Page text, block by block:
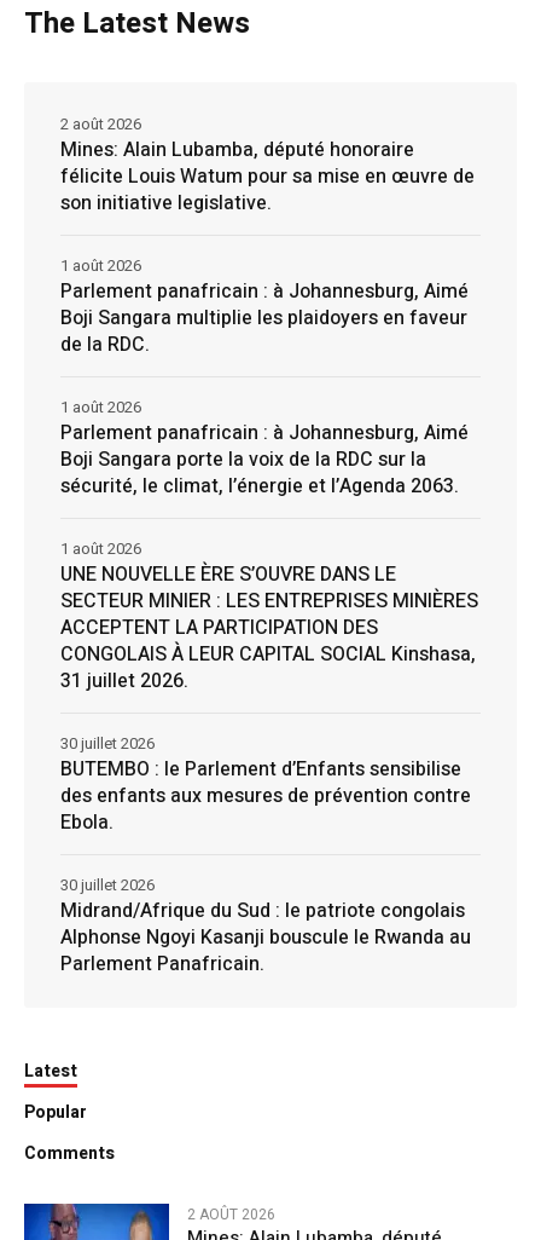
The Latest News
Mines: Alain Lubamba, député honoraire
félicite Louis Watum pour sa mise en œuvre de
son initiative legislative.
2 août 2026
Parlement panafricain : à Johannesburg, Aimé
Boji Sangara multiplie les plaidoyers en faveur
de la RDC.
1 août 2026
Parlement panafricain : à Johannesburg, Aimé
Boji Sangara porte la voix de la RDC sur la
sécurité, le climat, l’énergie et l’Agenda 2063.
1 août 2026
UNE NOUVELLE ÈRE S’OUVRE DANS LE
SECTEUR MINIER : LES ENTREPRISES MINIÈRES
ACCEPTENT LA PARTICIPATION DES
CONGOLAIS À LEUR CAPITAL SOCIAL Kinshasa,
31 juillet 2026.
1 août 2026
BUTEMBO : le Parlement d’Enfants sensibilise
des enfants aux mesures de prévention contre
Ebola.
30 juillet 2026
Midrand/Afrique du Sud : le patriote congolais
Alphonse Ngoyi Kasanji bouscule le Rwanda au
Parlement Panafricain.
30 juillet 2026
Latest
Popular
Comments
2 AOÛT 2026